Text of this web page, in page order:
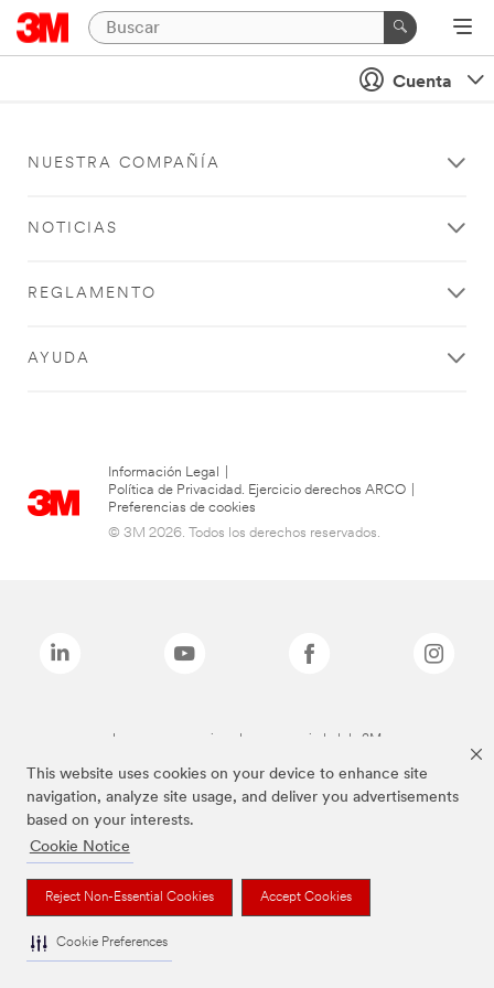
This website uses cookies on your device to enhance site
navigation, analyze site usage, and deliver you advertisements
based on your interests.
Cookie Notice
Reject Non-Essential Cookies Accept Cookies
Cookie Preferences
Cuenta
NUESTRA COMPAÑÍA
NOTICIAS
REGLAMENTO
AYUDA
Información Legal
Política de Privacidad. Ejercicio derechos ARCO
Preferencias de cookies
© 3M 2026. Todos los derechos reservados.
Las marcas mencionadas son propiedad de 3M